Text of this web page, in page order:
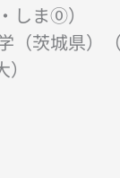
しま⓪）
茨城県）